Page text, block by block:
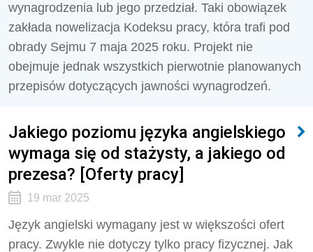
wynagrodzenia lub jego przedział. Taki obowiązek
zakłada nowelizacja Kodeksu pracy, która trafi pod
obrady Sejmu 7 maja 2025 roku. Projekt nie
obejmuje jednak wszystkich pierwotnie planowanych
przepisów dotyczących jawności wynagrodzeń.
Jakiego poziomu języka angielskiego
wymaga się od stażysty, a jakiego od
prezesa? [Oferty pracy]
19 mar 2025
Język angielski wymagany jest w większości ofert
pracy. Zwykle nie dotyczy tylko pracy fizycznej. Jak